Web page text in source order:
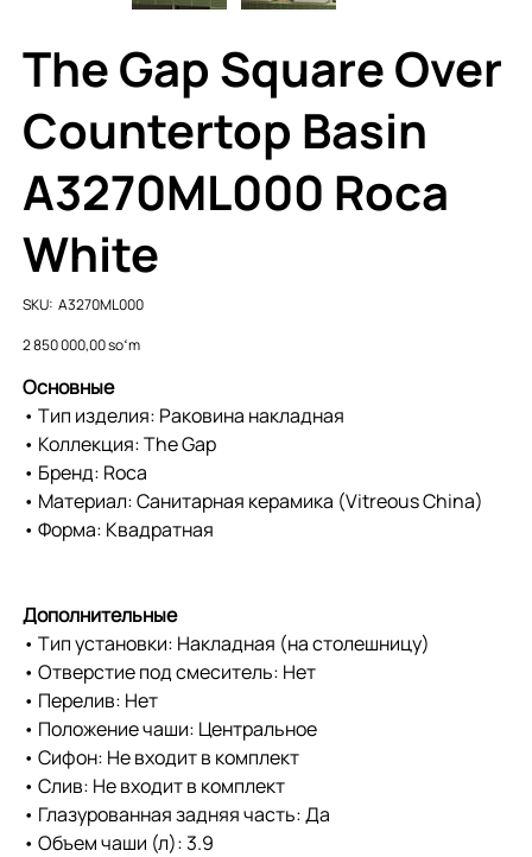
The Gap Square Over
Countertop Basin
A3270ML000 Roca
White
SKU:
SKU
A3270ML000
A3270ML000
Price
2 850 000,00 soʻm
Основные
• Тип изделия: Раковина накладная
• Коллекция: The Gap
• Бренд: Roca
• Материал: Санитарная керамика (Vitreous China)
• Форма: Квадратная
Дополнительные
• Тип установки: Накладная (на столешницу)
• Отверстие под смеситель: Нет
• Перелив: Нет
• Положение чаши: Центральное
• Сифон: Не входит в комплект
• Слив: Не входит в комплект
• Глазурованная задняя часть: Да
• Объем чаши (л): 3.9